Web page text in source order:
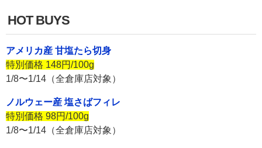
HOT BUYS
アメリカ産 甘塩たら切身
特別価格 148円/100g
1/8〜1/14（全倉庫店対象）
ノルウェー産 塩さばフィレ
特別価格 98円/100g
1/8〜1/14（全倉庫店対象）